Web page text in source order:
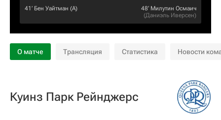
41‎’‎ Бен Уайтман (А) 48‎’‎ Милутин Осмаич
(Даниэль Иверсен)
О матче Трансляция Статистика Новости
Куинз Парк Рейнджерс